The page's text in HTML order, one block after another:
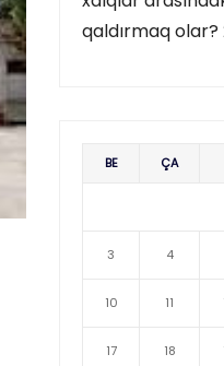
qaldırmaq olar?
BE ÇA
3 4
10 11
17 18